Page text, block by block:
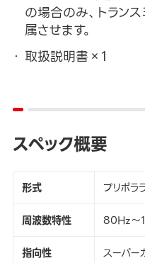
の場合のみ、トラン
属させます。
取扱説明書×1
スペック概要
形式
プリポラ
周波数特性
80Hz～
指向性
スーパー